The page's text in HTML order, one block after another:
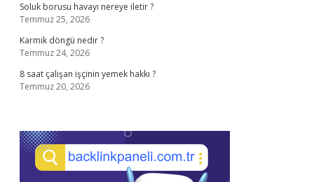
Soluk borusu havayı nereye iletir ?
Temmuz 25, 2026
Karmik döngü nedir ?
Temmuz 24, 2026
8 saat çalışan işçinin yemek hakkı ?
Temmuz 20, 2026